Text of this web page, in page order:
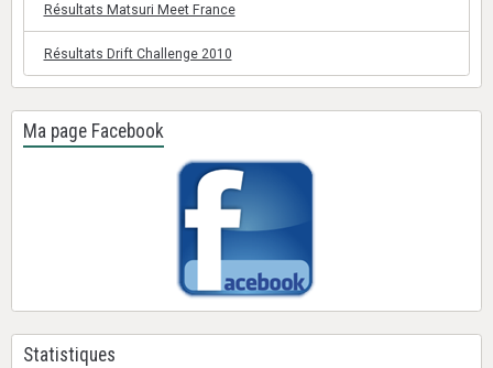
Résultats Matsuri Meet France
Résultats Drift Challenge 2010
Ma page Facebook
Statistiques